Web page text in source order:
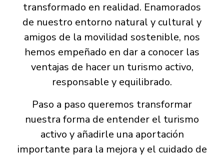
transformado en realidad. Enamorados
de nuestro entorno natural y cultural y
amigos de la movilidad sostenible, nos
hemos empeñado en dar a conocer las
ventajas de hacer un turismo activo,
responsable y equilibrado.
Paso a paso queremos transformar
nuestra forma de entender el turismo
activo y añadirle una aportación
importante para la mejora y el cuidado de